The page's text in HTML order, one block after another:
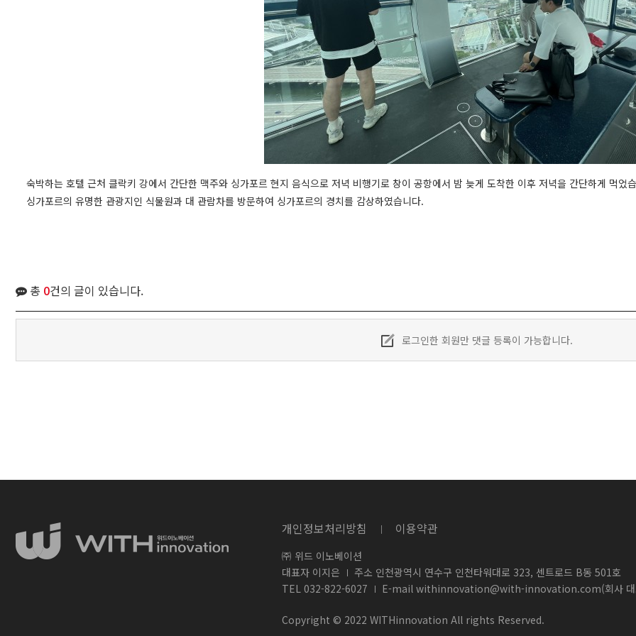
숙박하는 호텔 근처 클락키 강에서 간단한 맥주와 싱가포르 현지 음식으로 저녁 비행기로 창이 공항에서 밤 늦게 도착한 이후 저녁을 간단하게 먹었
싱가포르의 유명한 관광지인 식물원과 대 관람차를 방문하여 싱가포르의 경치를 감상하였습니다.
총 0건의 글이 있습니다.
로그인한 회원만 댓글 등록이 가능합니다.
개인정보처리방침 이용약관
㈜ 위드 이노베이션
대표자 이지은
주소 인천광역시 연수구 인천타워대로 323, 센트로드 B동 501호
TEL 032-822-6027
E-mail withinnovation@with-innovation.com(회사 대
Copyright © 2022 WITHinnovation All rights Reserved.